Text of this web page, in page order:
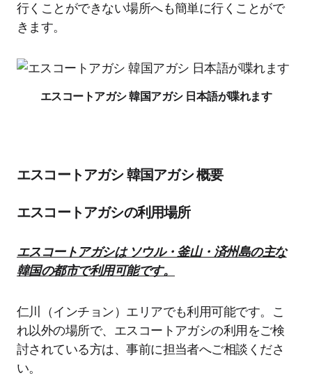
行くことができない場所へも簡単に行くことがで
きます。
エスコートアガシ 韓国アガシ 日本語が喋れます
エスコートアガシ 韓国アガシ 概要
エスコートアガシの利用場所
エスコートアガシは ソウル・釜山・済州島の主な
韓国の都市で利用可能です。
仁川（インチョン）エリアでも利用可能です。こ
れ以外の場所で、エスコートアガシの利用をご検
討されている方は、事前に担当者へご相談くださ
い。